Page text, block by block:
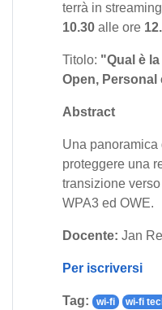
terrà in streaming
10.30 alle ore
Titolo: "Qual è
Open, Personal
Abstract
Una
proteggere una
transizione
WPA3 ed OWE.
Docente: Jan
Per iscriversi
Tag: wi-fi wi-fi